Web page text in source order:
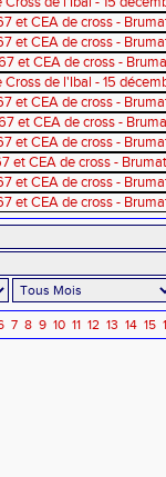
7 8 9 10 11 12 13 14 15